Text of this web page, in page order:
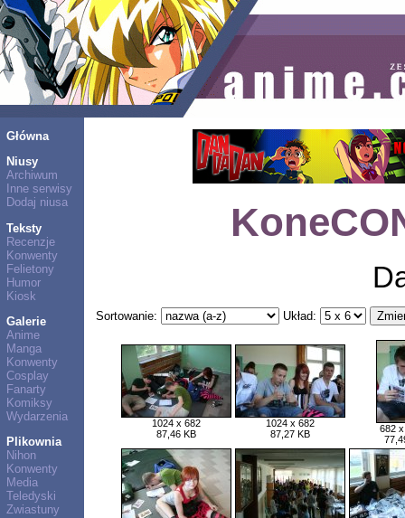
Główna
Niusy
Archiwum
Inne serwisy
Dodaj niusa
Teksty
Recenzje
Konwenty
Felietony
Humor
Kiosk
Galerie
Anime
Manga
Konwenty
Cosplay
Fanarty
Komiksy
Wydarzenia
Plikownia
Nihon
Konwenty
Media
Teledyski
Zwiastuny
Sortowanie: Układ:
1024 x 682
87,46 KB
1024 x 682
87,27 KB
682